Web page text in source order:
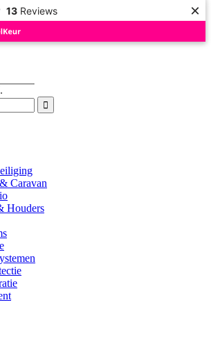
13 Reviews ×
Caravan
Houders